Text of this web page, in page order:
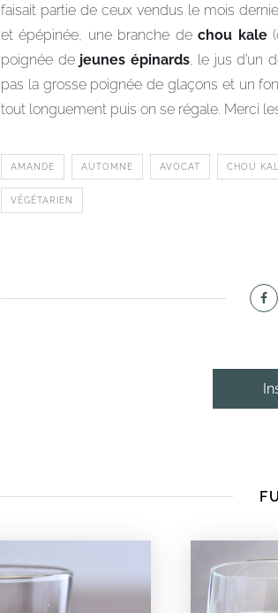
faisait partie de ceux vendus le mois
et épépinée, une branche dechou kale
poignée de jeunes épinards, le jus d’un
pas la grosse poignée de glaçons et un
tout longuement puis on se régale. Merci
AMANDE AUTOMNE AVOCAT CHOU
VÉGÉTARIEN